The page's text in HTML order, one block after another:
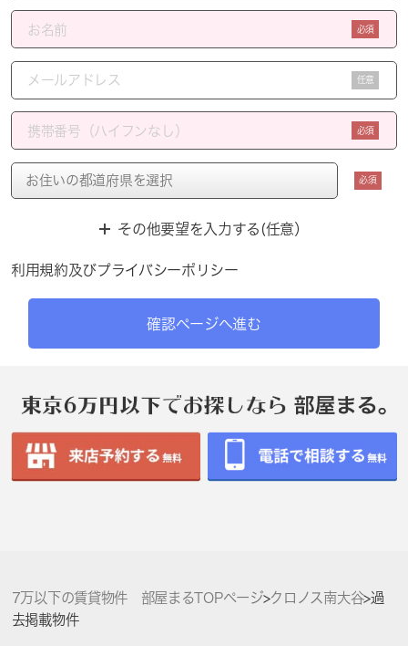
必須
任意
必須
必須
その他要望を入力する(任意）
利用規約及びプライバシーポリシー
確認ページへ進む
7万以下の賃貸物件 部屋まるTOPページ>クロノス南大谷>過
去掲載物件